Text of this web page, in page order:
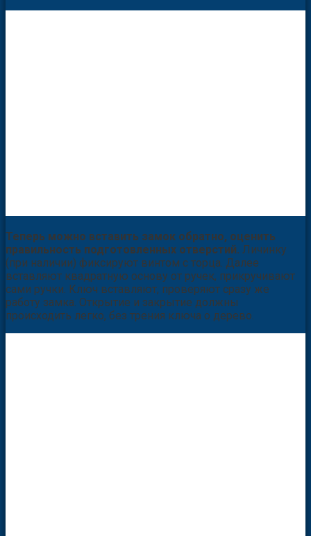
Теперь можно вставить замок обратно, оценить
правильность подготовленных отверстий. Личинку
(при наличии) фиксируют винтом с торца. Далее
вставляют квадратную основу от ручек, прикручивают
сами ручки. Ключ вставляют, проверяют сразу же
работу замка. Открытие и закрытие должны
происходить легко, без трения ключа о дерево.